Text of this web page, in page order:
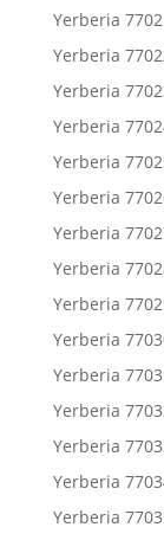
Yerberia
Yerberia
Yerberia
Yerberia
Yerberia
Yerberia
Yerberia
Yerberia
Yerberia
Yerberia
Yerberia
Yerberia
Yerberia
Yerberia
Yerberia